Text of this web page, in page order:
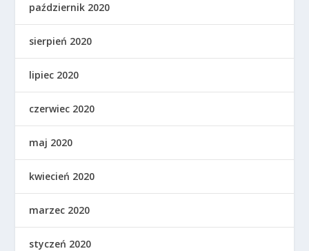
październik 2020
sierpień 2020
lipiec 2020
czerwiec 2020
maj 2020
kwiecień 2020
marzec 2020
styczeń 2020